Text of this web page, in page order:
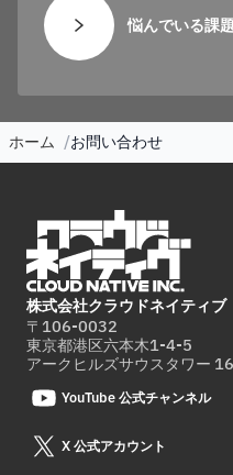
悩んでいる課
ホーム お問い合わせ
株式会社クラウドネイティブ
〒106-0032
東京都港区六本木1-4-5
アークヒルズサウスタワー
YouTube 公式チャンネル
X 公式アカウント